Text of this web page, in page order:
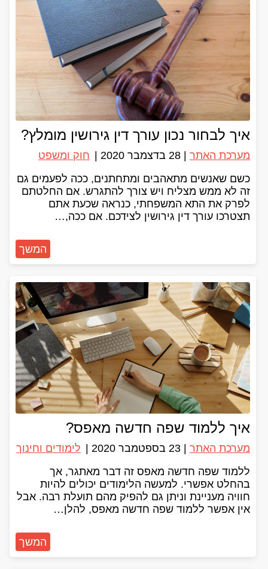
איך לבחור נכון עורך דין גירושין מומלץ?
מערכת האתר 28 בדצמבר 2020
חוק ומשפט
כשם שאנשים מתאהבים ומתחתנים, ככה לפעמים גם
זה לא ממש מצליח ויש צורך להתגרש. אם החלטתם
לפרק את התא המשפחתי, כנראה שכעת אתם
תצטרכו עורך דין גירושין לצידכם. אם ככה,…
המשך
איך ללמוד שפה חדשה מאפס?
מערכת האתר 23 בספטמבר 2020
לימודים וחינוך
ללמוד שפה חדשה מאפס זה דבר מאתגר, אך
בהחלט אפשרי. למעשה הלימודים יכולים להיות
חוויה מעניינת וניתן גם להפיק מהם תועלת רבה. אבל
אין אפשר ללמוד שפה חדשה מאפס, להלן…
המשך